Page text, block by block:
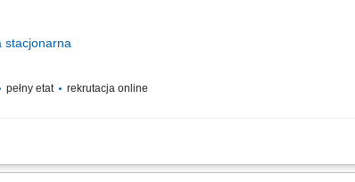
stacjonarna
pełny etat rekrutacja online
Klientów, nawiązywanie i utrzymywanie relacji z Klientami,